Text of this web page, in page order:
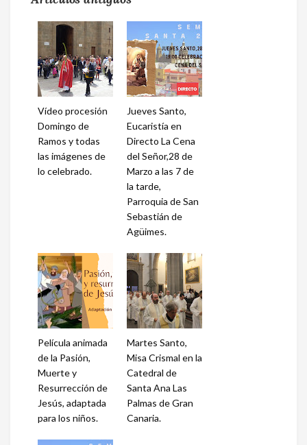
Vídeo procesión
Domingo de
Ramos y todas
las imágenes de
lo celebrado.
Jueves Santo,
Eucaristía en
Directo La Cena
del Señor,28 de
Marzo a las 7 de
la tarde,
Parroquia de San
Sebastián de
Agüimes.
Película animada
de la Pasión,
Muerte y
Resurrección de
Jesús, adaptada
para los niños.
Martes Santo,
Misa Crismal en la
Catedral de
Santa Ana Las
Palmas de Gran
Canaria.